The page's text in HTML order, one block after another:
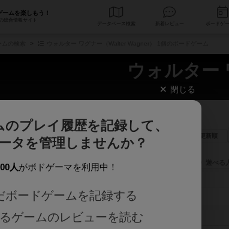
ムを楽しもう！
総合情報サイト
データベース
ウォルター
イナー名、テーマ名、メカニクス名を対象にフリーワード検索ができます。
ゲームデザイナー名を指定して検索できます。
ゲームデザイナー
世界観や登場人物などモチーフ・スト
テーマ/フレーバー
閉じる
プレイ履歴を記録して、
タを管理しませんか？
人がボドゲーマを利用中！
ボードゲームを記録する
ゲームのレビューを読む